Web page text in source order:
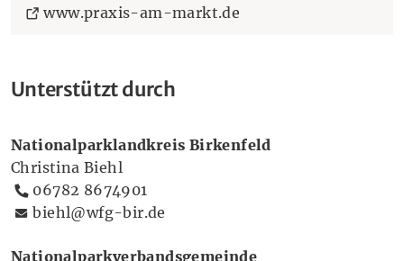
www.praxis-am-markt.de
Unterstützt durch
Nationalparklandkreis Birkenfeld
Christina Biehl
Telefonnummer:
06782 8674901
E-Mailadresse:
biehl@wfg-bir.de
Nationalparkverbandsgemeinde